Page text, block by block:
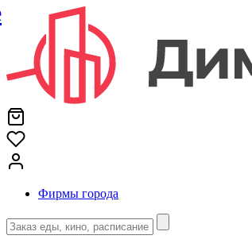
Фирмы города